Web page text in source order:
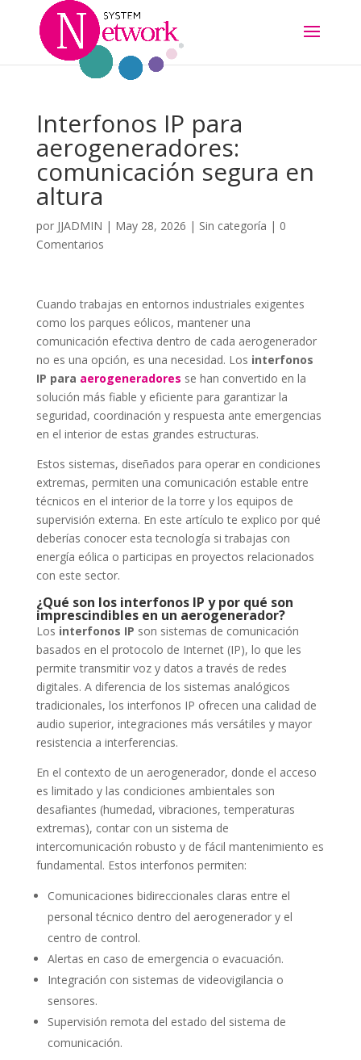
Interfonos IP para
aerogeneradores:
comunicación segura en
altura
por JJADMIN | May 28, 2026 | Sin categoría | 0
Comentarios
Cuando trabajas en entornos industriales exigentes
como los parques eólicos, mantener una
comunicación efectiva dentro de cada aerogenerador
no es una opción, es una necesidad. Los interfonos
IP para aerogeneradores se han convertido en la
solución más fiable y eficiente para garantizar la
seguridad, coordinación y respuesta ante emergencias
en el interior de estas grandes estructuras.
Estos sistemas, diseñados para operar en condiciones
extremas, permiten una comunicación estable entre
técnicos en el interior de la torre y los equipos de
supervisión externa. En este artículo te explico por qué
deberías conocer esta tecnología si trabajas con
energía eólica o participas en proyectos relacionados
con este sector.
¿Qué son los interfonos IP y por qué son
imprescindibles en un aerogenerador?
Los interfonos IP son sistemas de comunicación
basados en el protocolo de Internet (IP), lo que les
permite transmitir voz y datos a través de redes
digitales. A diferencia de los sistemas analógicos
tradicionales, los interfonos IP ofrecen una calidad de
audio superior, integraciones más versátiles y mayor
resistencia a interferencias.
En el contexto de un aerogenerador, donde el acceso
es limitado y las condiciones ambientales son
desafiantes (humedad, vibraciones, temperaturas
extremas), contar con un sistema de
intercomunicación robusto y de fácil mantenimiento es
fundamental. Estos interfonos permiten:
Comunicaciones bidireccionales claras entre el
personal técnico dentro del aerogenerador y el
centro de control.
Alertas en caso de emergencia o evacuación.
Integración con sistemas de videovigilancia o
sensores.
Supervisión remota del estado del sistema de
comunicación.